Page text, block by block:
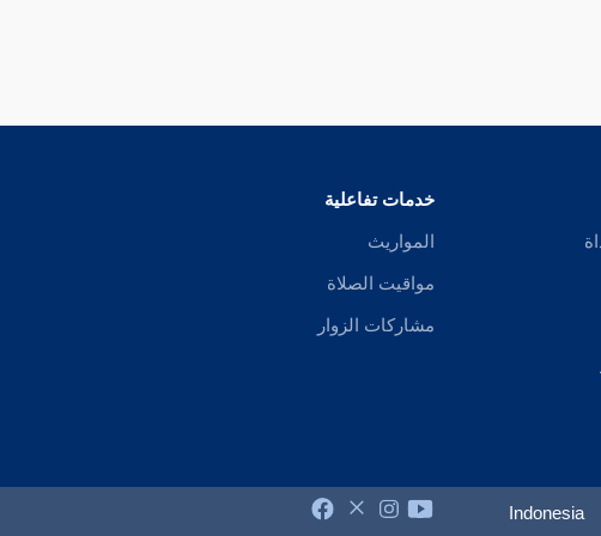
خدمات تفاعلية
المواريث
مواقيت الصلاة
مشاركات الزوار
Indonesia